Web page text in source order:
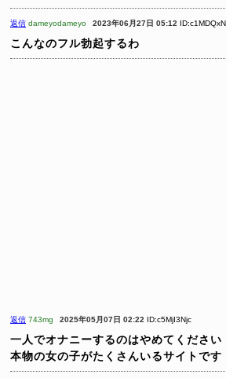
返信 dameyodameyo 2023年06月27日 05:12
こんなのフル勃起するわ
返信 743mg 2025年05月07日 02:22 ID:c5MjI3Njc
一人でオナニーするのはやめてください
本物の女の子がたくさんいるサイトで